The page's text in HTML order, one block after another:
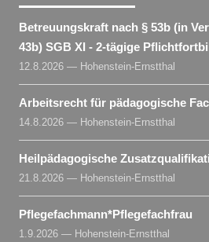
Betreuungskraft nach § 53b (in
43b) SGB XI - 2-tägige
12.8.2026 — Hohenstein-Ernstthal
Arbeitsrecht für pädagogische
14.8.2026 — Hohenstein-Ernstthal
Heilpädagogische
21.8.2026 — Hohenstein-Ernstthal
Pflegefachmann​*Pflegefachfrau
1.9.2026 — Hohenstein-Ernstthal